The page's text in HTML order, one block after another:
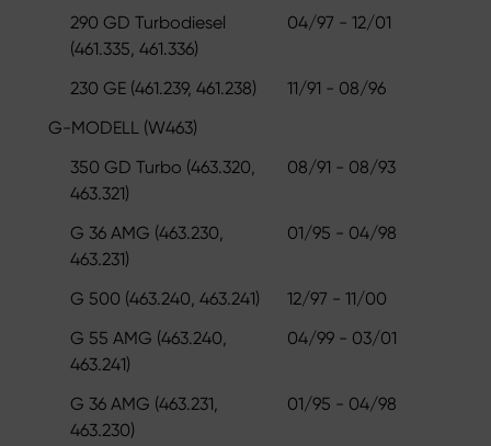
290 GD Turbodiesel
(461.335, 461.336)
04/97 - 12/01
230 GE (461.239, 461.238)
11/91 - 08/96
G-MODELL (W463)
350 GD Turbo (463.320,
463.321)
08/91 - 08/93
G 36 AMG (463.230,
463.231)
01/95 - 04/98
G 500 (463.240, 463.241)
12/97 - 11/00
G 55 AMG (463.240,
463.241)
04/99 - 03/01
G 36 AMG (463.231,
463.230)
01/95 - 04/98